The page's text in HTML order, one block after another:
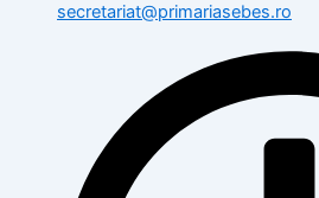
secretariat@primariasebes.ro